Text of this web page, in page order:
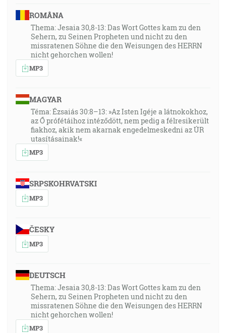
ROMÂNA
Thema: Jesaia 30,8-13: Das Wort Gottes kam zu den
Sehern, zu Seinen Propheten und nicht zu den
missratenen Söhne die den Weisungen des HERRN
nicht gehorchen wollen!
MP3
MAGYAR
Téma: Ézsaiás 30:8–13: »Az Isten Igéje a látnokokhoz,
az Ő prófétáihoz intéződött, nem pedig a félresikerült
fiakhoz, akik nem akarnak engedelmeskedni az ÚR
utasításainak!«
MP3
SRPSKOHRVATSKI
MP3
ČESKY
MP3
DEUTSCH
Thema: Jesaia 30,8-13: Das Wort Gottes kam zu den
Sehern, zu Seinen Propheten und nicht zu den
missratenen Söhne die den Weisungen des HERRN
nicht gehorchen wollen!
MP3